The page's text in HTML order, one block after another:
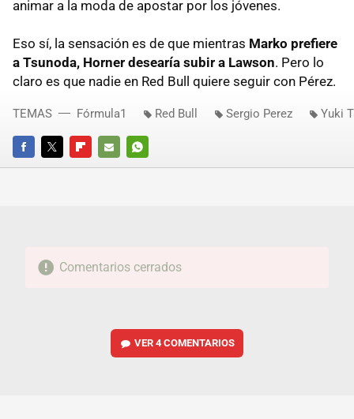
animar a la moda de apostar por los jóvenes.
Eso sí, la sensación es de que mientras Marko prefiere
a Tsunoda, Horner desearía subir a Lawson. Pero lo
claro es que nadie en Red Bull quiere seguir con Pérez.
FACEBOOKTWITTERFLIPBOARD
E-
WHATSAPP
TEMAS Fórmula1 Red Bull Sergio Perez Yuki
Comentarios cerrados
VER4 COMENTARIOS